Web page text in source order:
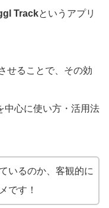
Trackというアプリ
せることで、その効
中心に使い方・活用法
いるのか、客観的に
です！